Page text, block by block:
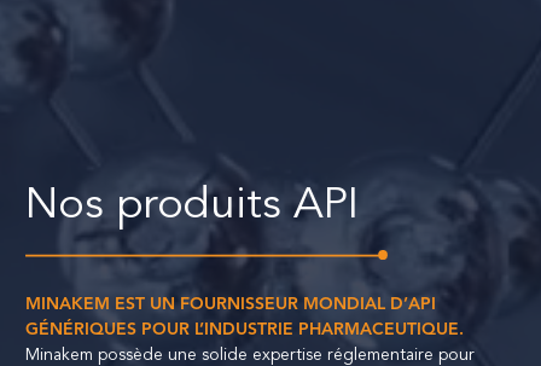
Nos produits API
MINAKEM EST UN FOURNISSEUR MONDIAL D’API
GÉNÉRIQUES POUR L’INDUSTRIE PHARMACEUTIQUE.
Minakem possède une solide expertise réglementaire pour